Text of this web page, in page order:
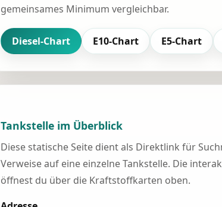
gemeinsames Minimum vergleichbar.
Diesel-Chart E10-Chart E5-Chart
Tankstelle im Überblick
Diese statische Seite dient als Direktlink für
Verweise auf eine einzelne Tankstelle. Die
öffnest du über die Kraftstoffkarten oben.